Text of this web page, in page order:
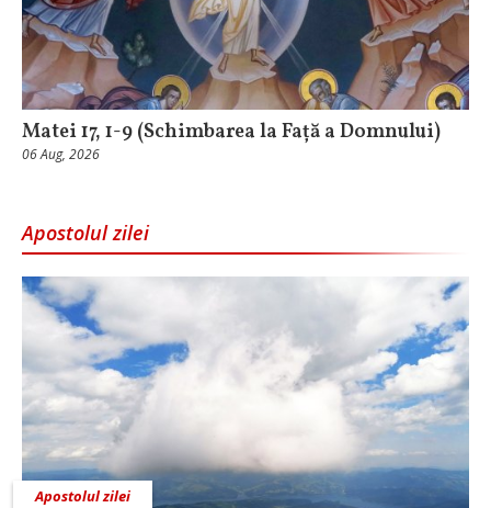
Matei 17, 1-9 (Schimbarea la Față a Domnului)
06 Aug, 2026
Apostolul zilei
Apostolul zilei